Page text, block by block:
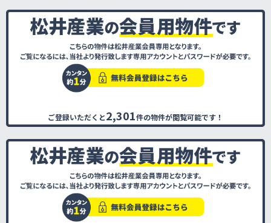
ご登録いただくと2,301件の物件が閲覧可能です！